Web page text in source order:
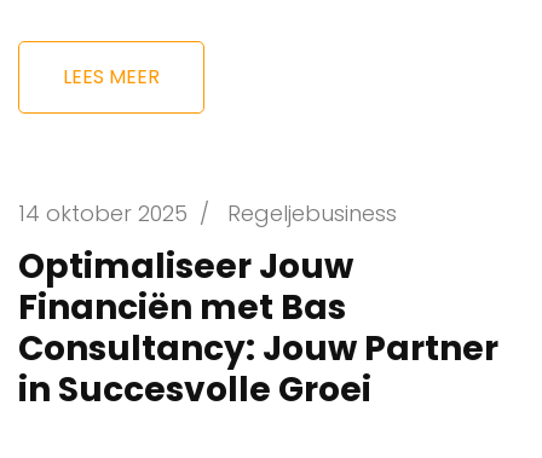
LEES MEER
14 oktober 2025 / Regeljebusiness
Optimaliseer Jouw
Financiën met Bas
Consultancy: Jouw Partner
in Succesvolle Groei